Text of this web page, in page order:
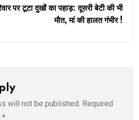
पर टूटा दुखों का पहाड़: दूसरी बेटी की भी
मौत, मां की हालत गंभीर !
will not be published. Required
*